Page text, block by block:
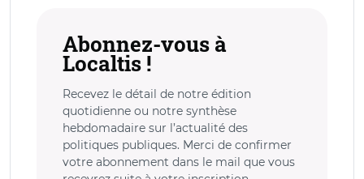
Abonnez-vous à
Localtis !
Recevez le détail de notre édition
quotidienne ou notre synthèse
hebdomadaire sur l’actualité des
politiques publiques. Merci de confirmer
votre abonnement dans le mail que vous